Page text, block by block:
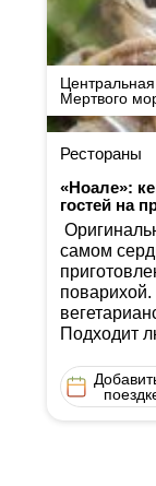
Мертвого
Рестораны
«Ноале»:
гостей на
самом
Подходит